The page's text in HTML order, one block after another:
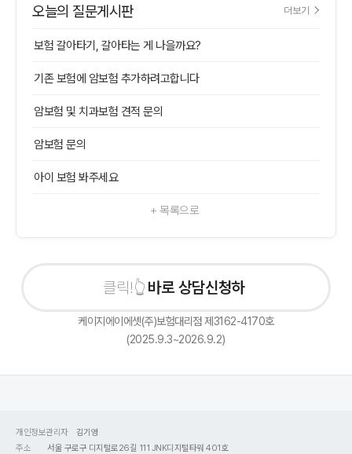
오늘의 질문게시판 더보기
보험 갈아타기, 갈아타는 게 나을까요?
기존 보험에 암보험 추가하려고합니다
암보험 및 치과보험 견적 문의
암보험 문의
아이 보험 봐주세요
+ 목록으로
바로 상담신청하기
케이지에이에셋(주)보험대리점 제3162-4170호
(2025.9.3~2026.9.2)
개인정보관리자
김기영
주소
서울 구로구 디지털로26길 111 JNK디지털타워 401호